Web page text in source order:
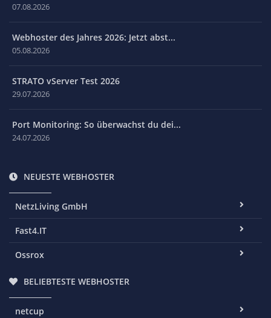
07.08.2026
Webhoster des Jahres 2026: Jetzt abst...
05.08.2026
STRATO vServer Test 2026
29.07.2026
Port Monitoring: So überwachst du dei...
24.07.2026
NEUESTE WEBHOSTER
NetzLiving GmbH
Fast4.IT
Ossrox
BELIEBTESTE WEBHOSTER
netcup